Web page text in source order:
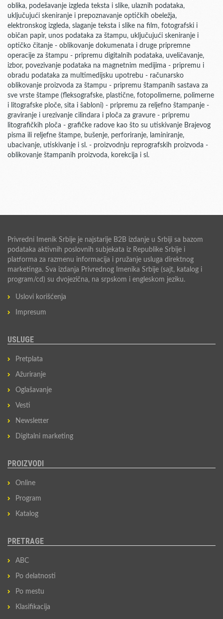
oblika, podešavanje izgleda teksta i slike, ulaznih podataka,
uključujući skeniranje i prepoznavanje optičkih obeležja,
elektronskog izgleda, slaganje teksta i slike na film, fotografski i
običan papir, unos podataka za štampu, uključujući skeniranje i
optičko čitanje - oblikovanje dokumenata i druge pripremne
operacije za štampu - pripremu digitalnih podataka, uveličavanje,
izbor, povezivanje podataka na magnetnim medijima - pripremu i
obradu podataka za multimedijsku upotrebu - računarsko
oblikovanje proizvoda za štampu - pripremu štampanih sastava za
sve vrste štampe (fleksografske, plastične, fotopolimerne, polimerne
i litografske ploče, sita i šabloni) - pripremu za reljefno štampanje -
graviranje i urezivanje cilindara i ploča za gravure - pripremu
litografičkih ploča - grafičke radove kao što su utiskivanje Brajevog
pisma ili reljefne štampe, bušenje, perforiranje, laminiranje,
ubacivanje, utiskivanje i sl. - proizvodnju reprografskih proizvoda -
oblikovanje štampanih proizvoda, korekcija i sl.
Privredni Imenik Srbije je najstarije B2B izdanje u Srbiji sa bazom
podataka aktivnih poslovnih subjekata iz Republike Srbije i
platforma za razmenu informacija i pružanje usluga direktnog
marketinga. Sva izdanja Privrednog Imenika Srbije (sajt, katalog i
program/cd) su dvojezična, na srpskom i engleskom jeziku.
Uslovi korišćenja
Impresum
USLUGE
Pretplata
Ažuriranje
Oglašavanje
Vesti
Newsletter
Digitalni marketing
PROIZVODI
Online
Program
Katalog
PRETRAGE
ABC
Po delatnosti
Po mestu
Klasifikacija